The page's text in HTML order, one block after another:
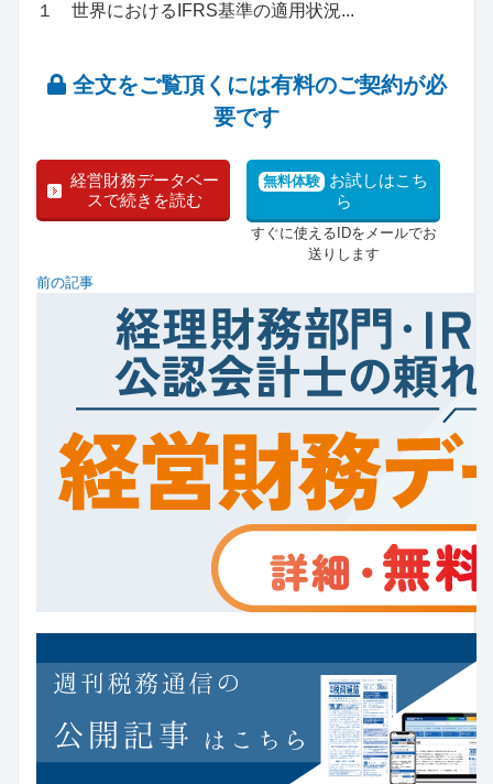
１ 世界におけるIFRS基準の適用状況...
全文をご覧頂くには有料のご契約が必
要です
経営財務データベー
スで続きを読む
無料体験 お試しはこち
ら
すぐに使えるIDをメールでお
送りします
前の記事